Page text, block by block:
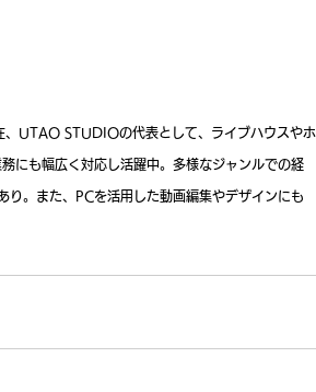
、UTAO STUDIOの代表として、ライブハウスやホ
にも幅広く対応し活躍中。多様なジャンルでの経
。また、PCを活用した動画編集やデザインにも